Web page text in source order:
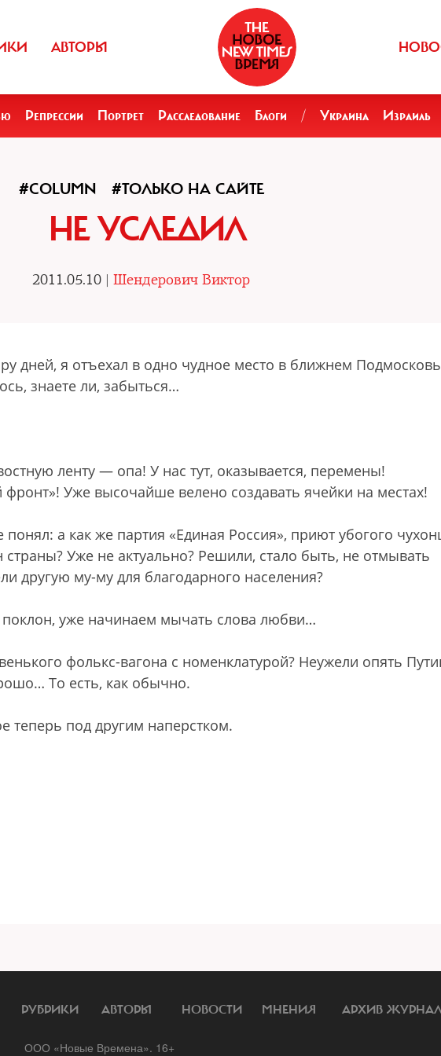
АВТОРЫ
Репрессии Портрет Расследование Блоги / Украина Израиль
#COLUMN #ТОЛЬКО НА САЙТЕ
НЕ УСЛЕДИЛ
2011.05.10 | Шендерович Виктор
дней, я отъехал в одно чудное место в ближнем
знаете ли, забыться…
ленту — опа! У нас тут, оказывается, перемены!
Уже высочайше велено создавать ячейки на местах!
понял: а как же партия «Единая Россия», приют убогого
Уже не актуально? Решили, стало быть, не отмывать
другую му-му для благодарного населения?
уже начинаем мычать слова любви…
фолькс-вагона с номенклатурой? Неужели опять
То есть, как обычно.
теперь под другим наперстком.
РУБРИКИ АВТОРЫ НОВОСТИ МНЕНИЯ АРХИВ
ООО «Новые Времена». 16+